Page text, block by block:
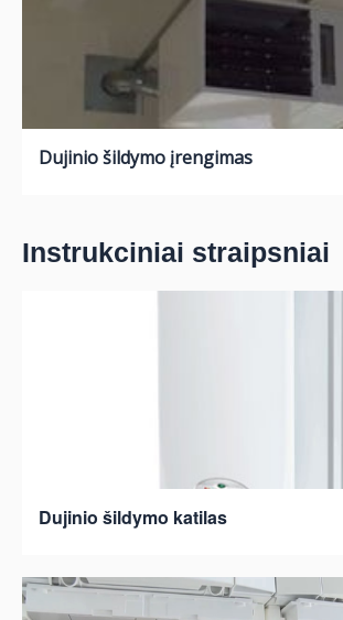
Dujinio šildymo įrengimas
Instrukciniai straipsniai
Dujinio šildymo katilas